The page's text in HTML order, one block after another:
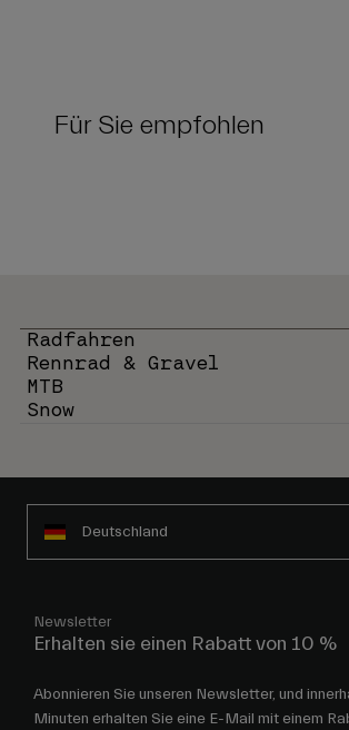
Für Sie empfohlen
Radfahren
Rennrad & Gravel
MTB
Snow
Deutschland
Newsletter
Erhalten sie einen Rabatt von 10 %
Abonnieren Sie unseren Newsletter, und
Minuten erhalten Sie eine E-Mail mit einem